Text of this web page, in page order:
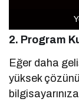
2. Program
Eğer daha
yüksek